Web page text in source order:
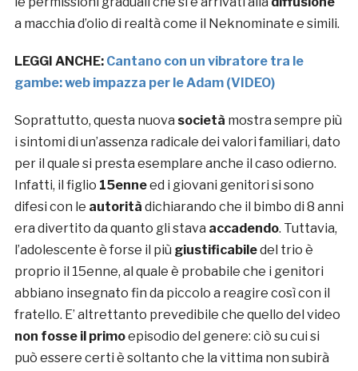
a macchia d’olio di realtà come il Neknominate e simili.
LEGGI ANCHE: Cantano con un vibratore tra le
gambe: web impazza per le Adam (VIDEO)
Soprattutto, questa nuova società mostra sempre più
i sintomi di un’assenza radicale dei valori familiari, dato
per il quale si presta esemplare anche il caso odierno.
Infatti, il figlio 15enneed i giovani genitori si sono
difesi con le autorità dichiarando che il bimbo di 8 anni
era divertito da quanto gli stava accadendo. Tuttavia,
l’adolescente è forse il più giustificabiledel trio è
proprio il 15enne, al quale è probabile che i genitori
abbiano insegnato fin da piccolo a reagire così con il
fratello. E’ altrettanto prevedibile che quello del video
non fosse il primoepisodio del genere: ciò su cui si
può essere certi è soltanto che la vittima non subirà